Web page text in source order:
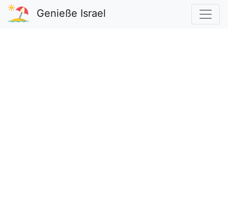
Genieße Israel